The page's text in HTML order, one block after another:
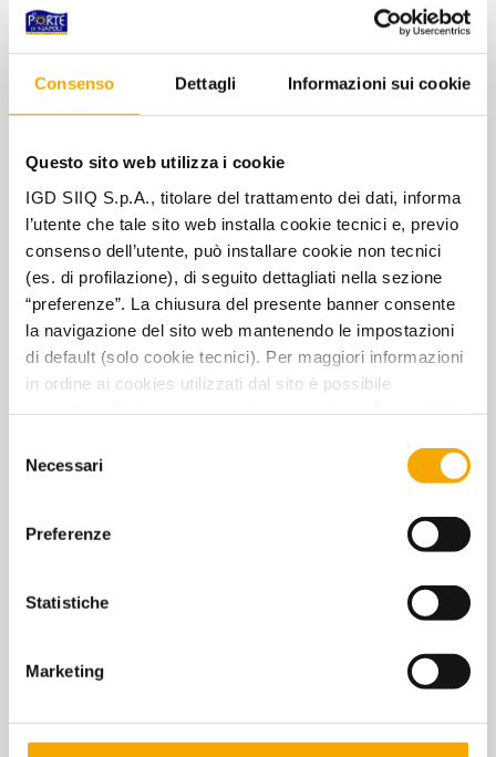
Consenso Dettagli Informazioni sui cookie
Questo sito web utilizza i cookie
IGD SIIQ S.p.A., titolare del trattamento dei dati, informa
l’utente che tale sito web installa cookie tecnici e, previo
consenso dell’utente, può installare cookie non tecnici
(es. di profilazione), di seguito dettagliati nella sezione
“preferenze”. La chiusura del presente banner consente
la navigazione del sito web mantenendo le impostazioni
di default (solo cookie tecnici). Per maggiori informazioni
in ordine ai cookies utilizzati dal sito è possibile
mediante il link “rivedi le tue scelte sui cookie” presente
delNecessari
Preferenze
Statistiche
Marketing